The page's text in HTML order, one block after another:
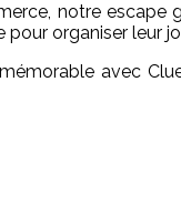
notre escape
organiser leur
avec